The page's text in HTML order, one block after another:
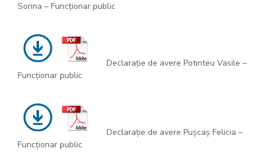
Sorina – Funcționar public
Declarație de avere Potinteu Vasile –
Funcționar public
Declarație de avere Pușcaș Felicia –
Funcționar public